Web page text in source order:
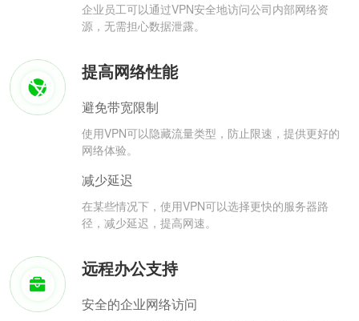
企业员工可以通过VPN安全地访问公司内部网络资
源，无需担心数据泄露。
提高网络性能
避免带宽限制
使用VPN可以隐藏流量类型，防止限速，提供更好的
网络体验。
减少延迟
在某些情况下，使用VPN可以选择更快的服务器路
径，减少延迟，提高网速。
远程办公支持
安全的企业网络访问